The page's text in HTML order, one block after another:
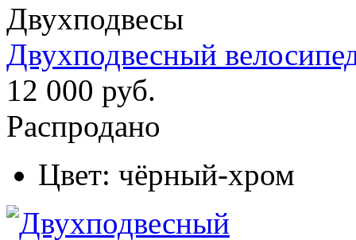
Двухподвесы
Двухподвесный
12 000 руб.
Распродано
Цвет: чёрный-хром